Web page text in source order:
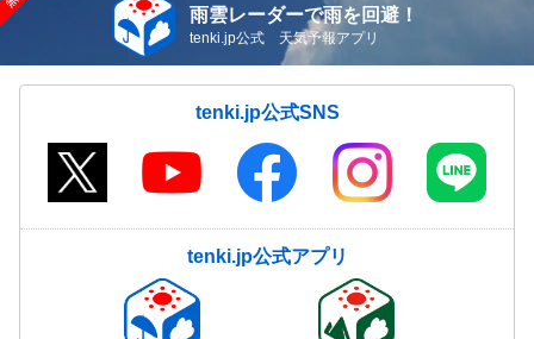
雨雲レーダーで雨を回避！
tenki.jp公式 天気予報アプリ
tenki.jp公式SNS
tenki.jp公式アプリ